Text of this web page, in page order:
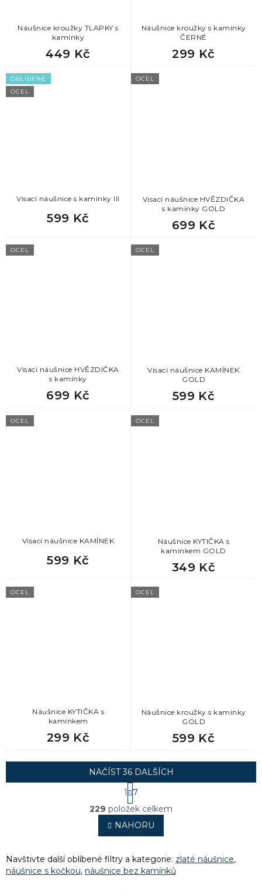
Náušnice kroužky TLAPKY s
kamínky
449 Kč
Náušnice kroužky s kamínky
ČERNÉ
299 Kč
OBLÍBENÉ
OCEL
Visací náušnice s kamínky III
599 Kč
OCEL
Visací náušnice HVĚZDIČKA
s kamínky GOLD
699 Kč
OCEL
Visací náušnice HVĚZDIČKA
s kamínky
699 Kč
OCEL
Visací náušnice KAMÍNEK
GOLD
599 Kč
OCEL
Visací náušnice KAMÍNEK
599 Kč
OCEL
Náušnice KYTIČKA s
kamínkem GOLD
349 Kč
OCEL
Náušnice KYTIČKA s
kamínkem
299 Kč
OCEL
Náušnice kroužky s kamínky
GOLD
599 Kč
O
v
l
á
a
c
NAČÍST 36 DALŠÍCH
S
t
r
á
n
k
v
á
n
1
7
229 položek celkem
NAHORU
Navštivte další oblíbené filtry a kategorie: zlaté náušnice,
náušnice s kočkou, náušnice bez kamínků